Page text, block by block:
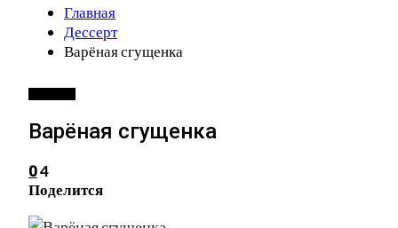
Главная
Дессерт
Варёная сгущенка
Варёная сгущенка
04
Поделится